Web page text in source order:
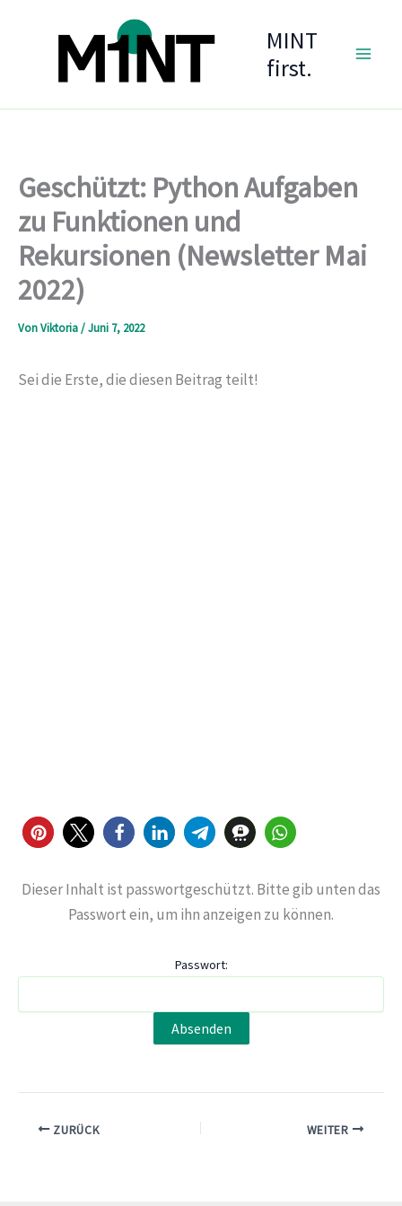
MINT
first.
Geschützt: Python Aufgaben
zu Funktionen und
Rekursionen (Newsletter Mai
2022)
VonViktoria/Juni 7, 2022
Sei die Erste, die diesen Beitrag teilt!
Dieser Inhalt ist passwortgeschützt. Bitte gib unten das
Passwort ein, um ihn anzeigen zu können.
Passwort:
ZURÜCK WEITER